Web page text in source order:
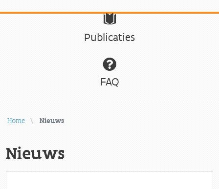
Publicaties
FAQ
Home Nieuws
Nieuws